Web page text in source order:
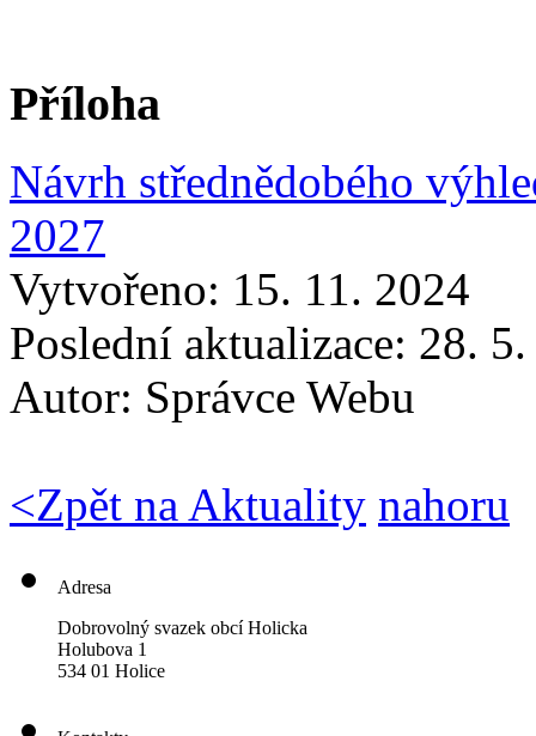
Příloha
Návrh střednědobého
2027
Vytvořeno: 15. 11. 2024
Poslední aktualizace: 28.
Autor: Správce Webu
<Zpět na Aktuality nahoru
Adresa
Dobrovolný svazek obcí Holicka
Holubova 1
534 01 Holice